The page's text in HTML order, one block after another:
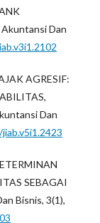
Dan
AGRESIF:
Dan
SEBAGAI
Bisnis, 3(1),